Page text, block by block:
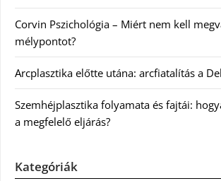
Corvin Pszichológia – Miért nem kell
mélypontot?
Arcplasztika előtte utána: arcfiatalítás a
Szemhéjplasztika folyamata és fajtái:
a megfelelő eljárás?
Kategóriák